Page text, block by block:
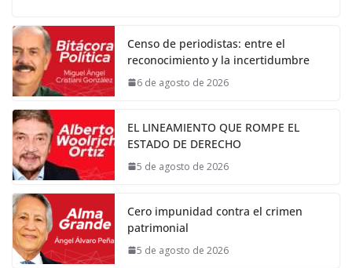
Censo de periodistas: entre el
reconocimiento y la incertidumbre
6 de agosto de 2026
EL LINEAMIENTO QUE ROMPE EL
ESTADO DE DERECHO
5 de agosto de 2026
Cero impunidad contra el crimen
patrimonial
5 de agosto de 2026